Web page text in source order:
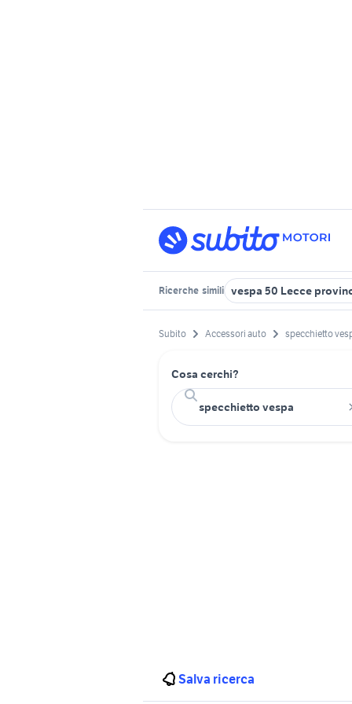
Ricerche simili vespa 50 Lecce
Subito Accessori auto specchietto
Cosa cerchi?
Salva ricerca